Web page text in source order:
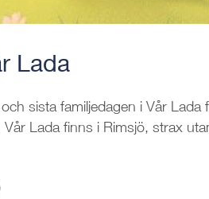
Lada
sista familjedagen i Vår
Vår Lada finns i Rimsjö, strax